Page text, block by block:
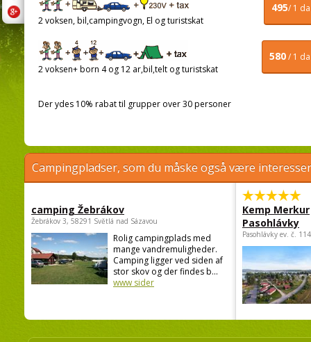
495/ 1
2 voksen, bil,campingvogn, El og turistskat
580/ 1
2 voksen+ born 4 og 12 ar,bil,telt og turistskat
Der ydes 10% rabat til grupper over 30 personer
Campingpladser, som du måske også være
camping Žebrákov
Žebrákov 3, 58291 Světlá nad Sázavou
Rolig campingplads med
mange vandremuligheder.
Camping ligger ved siden af
stor skov og der findes b...
www sider
Kemp Merkur
Pasohlávky
Pasohlávky ev. č.